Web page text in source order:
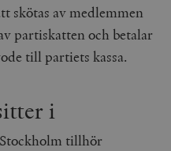
skötas av medlemmen
partiskatten och betalar
till partiets kassa.
i
tillhör